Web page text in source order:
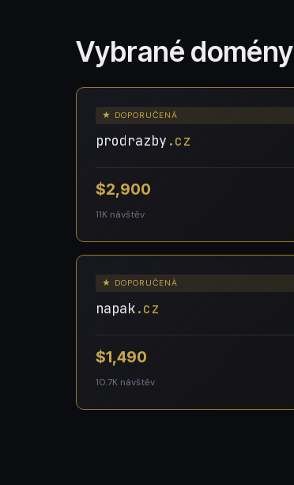
Vybrané domény
★ DOPORUČENÁ
prodrazby .cz
$2,900
11K návštěv
★ DOPORUČENÁ
napak.cz
$1,490
10.7K návštěv